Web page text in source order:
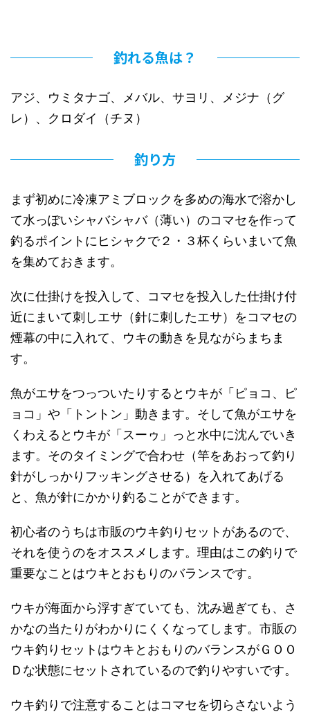
釣れる魚は？
アジ、ウミタナゴ、メバル、サヨリ、メジナ（グ
レ）、クロダイ（チヌ）
釣り方
まず初めに冷凍アミブロックを多めの海水で溶かし
て水っぽいシャバシャバ（薄い）のコマセを作って
釣るポイントにヒシャクで２・３杯くらいまいて魚
を集めておきます。
次に仕掛けを投入して、コマセを投入した仕掛け付
近にまいて刺しエサ（針に刺したエサ）をコマセの
煙幕の中に入れて、ウキの動きを見ながらまちま
す。
魚がエサをつっついたりするとウキが「ピョコ、ピ
ョコ」や「トントン」動きます。そして魚がエサを
くわえるとウキが「スーゥ」っと水中に沈んでいき
ます。そのタイミングで合わせ（竿をあおって釣り
針がしっかりフッキングさせる）を入れてあげる
と、魚が針にかかり釣ることができます。
初心者のうちは市販のウキ釣りセットがあるので、
それを使うのをオススメします。理由はこの釣りで
重要なことはウキとおもりのバランスです。
ウキが海面から浮すぎていても、沈み過ぎても、さ
かなの当たりがわかりにくくなってします。市販の
ウキ釣りセットはウキとおもりのバランスがＧＯＯ
Ｄな状態にセットされているので釣りやすいです。
ウキ釣りで注意することはコマセを切らさないよう